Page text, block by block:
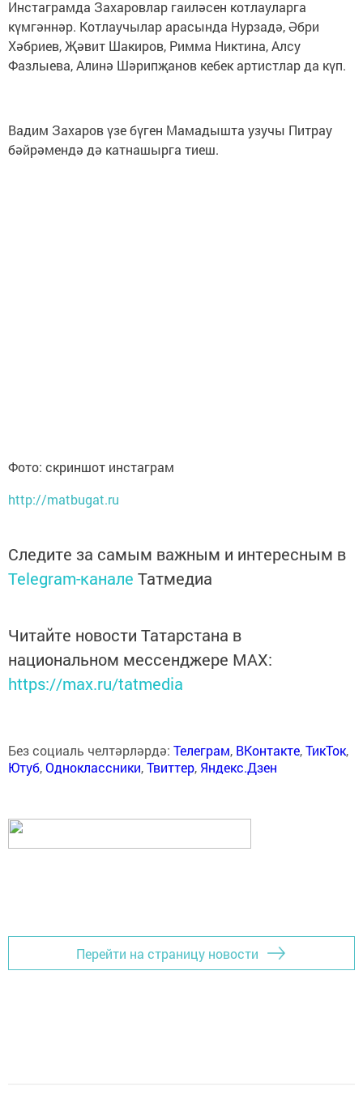
Инстаграмда Захаровлар гаиләсен котлауларга
күмгәннәр. Котлаучылар арасында Нурзадә, Әбри
Хәбриев, Җәвит Шакиров, Римма Никтина, Алсу
Фазлыева, Алинә Шәрипҗанов кебек артистлар да күп.
Вадим Захаров үзе бүген Мамадышта узучы Питрау
бәйрәмендә дә катнашырга тиеш.
Фото: скриншот инстаграм
http://matbugat.ru
Следите за самым важным и интересным в
Telegram-канале Татмедиа
Читайте новости Татарстана в
национальном мессенджере MАХ:
https://max.ru/tatmedia
Без социаль челтәрләрдә: Телеграм, ВКонтакте,ТикТок,
Ютуб,Одноклассники,Твиттер, Яндекс.Дзен
Перейти на страницу новости